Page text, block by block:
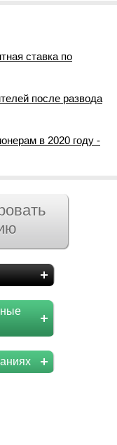
ставка по
после развода
в 2020 году -